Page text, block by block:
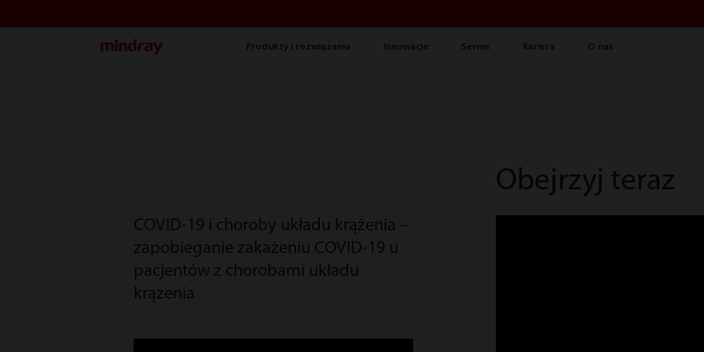
Produkty i rozwiązania Innowacje Serwis Kariera O nas
COVID-19 i choroby układu krążenia –
zapobieganie zakażeniu COVID-19 u
pacjentów z chorobami układu
krążenia
Obejrzyj teraz